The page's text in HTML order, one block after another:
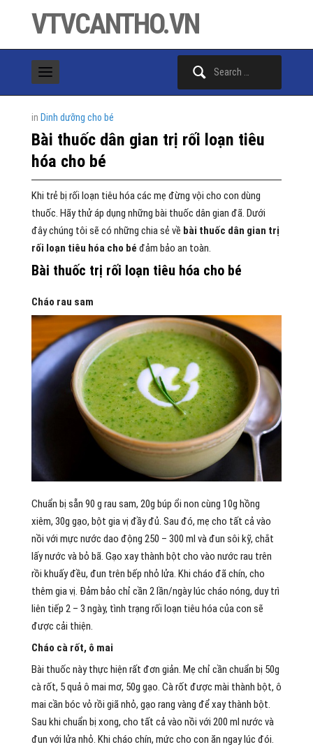
VTVCANTHO.VN
in Dinh dưỡng cho bé
Bài thuốc dân gian trị rối loạn tiêu
hóa cho bé
Khi trẻ bị rối loạn tiêu hóa các mẹ đừng vội cho con dùng
thuốc. Hãy thử áp dụng những bài thuốc dân gian đã. Dưới
đây chúng tôi sẽ có những chia sẻ về bài thuốc dân gian trị
rối loạn tiêu hóa cho bé đảm bảo an toàn.
Bài thuốc trị rối loạn tiêu hóa cho bé
Cháo rau sam
Chuẩn bị sẵn 90 g rau sam, 20g búp ổi non cùng 10g hồng
xiêm, 30g gạo, bột gia vị đầy đủ. Sau đó, mẹ cho tất cả vào
nồi với mực nước dao động 250 – 300 ml và đun sôi kỹ, chắt
lấy nước và bỏ bã. Gạo xay thành bột cho vào nước rau trên
rồi khuấy đều, đun trên bếp nhỏ lửa. Khi cháo đã chín, cho
thêm gia vị. Đảm bảo chỉ cần 2 lần/ngày lúc cháo nóng, duy trì
liên tiếp 2 – 3 ngày, tình trạng rối loạn tiêu hóa của con sẽ
được cải thiện.
Cháo cà rốt, ô mai
Bài thuốc này thực hiện rất đơn giản. Mẹ chỉ cần chuẩn bị 50g
cà rốt, 5 quả ô mai mơ, 50g gạo. Cà rốt được mài thành bột, ô
mai cần bóc vỏ rồi giã nhỏ, gạo rang vàng để xay thành bột.
Sau khi chuẩn bị xong, cho tất cả vào nồi với 200 ml nước và
đun với lửa nhỏ. Khi cháo chín, mức cho con ăn ngay lúc đói.